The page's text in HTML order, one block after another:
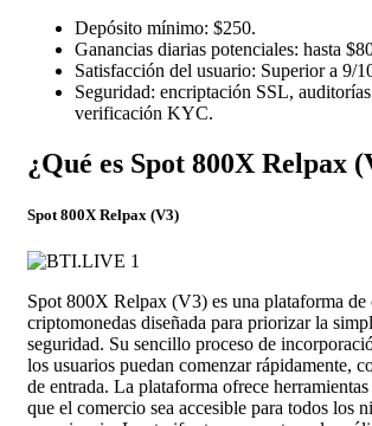
Depósito mínimo: $250.
Ganancias diarias potenciales: hasta
Satisfacción del usuario: Superior a 9/
Seguridad: encriptación SSL,
verificación KYC.
¿Qué es Spot 800X Relpax
Spot 800X Relpax (V3)
Spot 800X Relpax (V3) es una plataforma de
criptomonedas diseñada para priorizar la
seguridad. Su sencillo proceso de
los usuarios puedan comenzar rápidamente,
de entrada. La plataforma ofrece
que el comercio sea accesible para todos los